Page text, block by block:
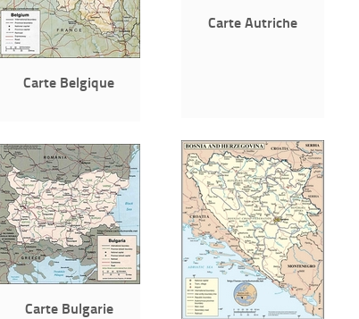
Carte Autriche
Carte Belgique
Carte Bulgarie